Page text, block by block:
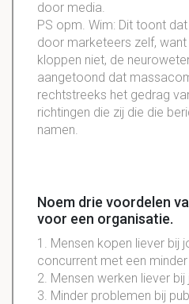
door media.
PS opm. Wim: Dit toont
door marketeers zelf,
kloppen niet, de
aangetoond dat
rechtstreeks het gedrag
richtingen die zij die die
namen.
Noem drie voordelen
voor een organisatie.
1. Mensen kopen liever bij
concurrent met een
2. Mensen werken liever bij
3. Minder problemen bij